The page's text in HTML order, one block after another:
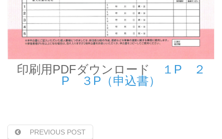
印刷用PDFダウンロード １P
２
P
３P（申込書）
PREVIOUS POST